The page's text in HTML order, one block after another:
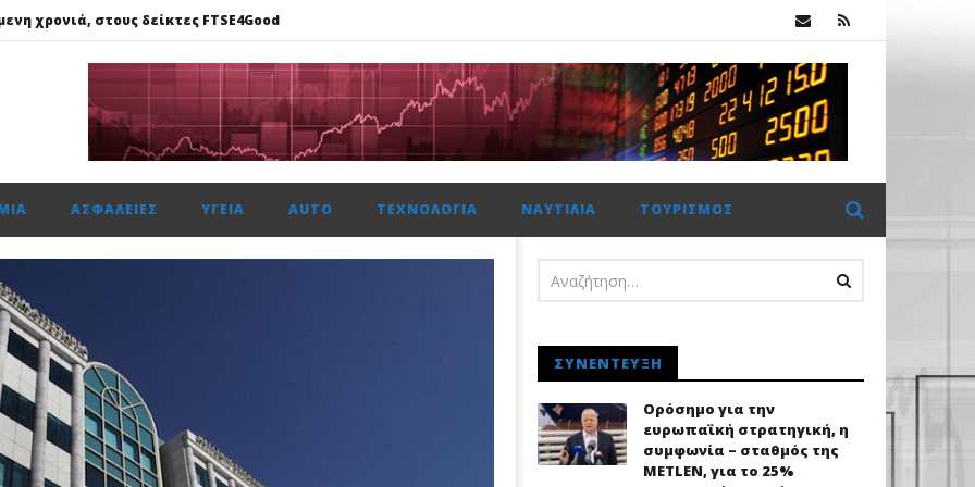
χρονιά, στους δείκτες FTSE4Good
επιδόσεις και EBITDA στα €1,2 δισ.
7 ασθενοφόρων και εγκαίνια του ΚΥ Σοφάδων, σε Λαμία
χρονιά, στους δείκτες FTSE4Good
ΑΣΦΆΛΕΙΕΣ ΥΓΕΊΑ AUTO ΤΕΧΝΟΛΟΓΊΑ ΝΑΥΤΙΛΊΑ ΤΟΥΡΙΣΜΌΣ
ΣΥΝΈΝΤΕΥΞΗ
Ορόσημο για την
ευρωπαϊκή στρατηγική, η
συμφωνία – σταθμός της
METLEN, για το 25%